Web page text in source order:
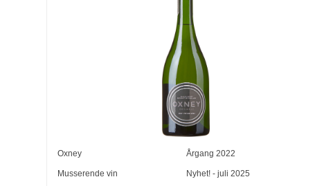
Oxney Årgang 2022
Musserende vin Nyhet! - juli 2025